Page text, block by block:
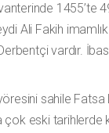
1455’te
Ali Fakih
vardır.
sahile
eski tarihlerde